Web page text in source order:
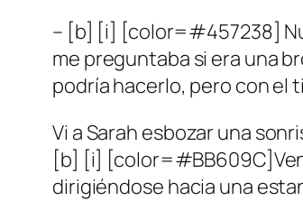
– [b] [i] [color=#457238]
me preguntaba si era una
podría hacerlo, pero con el
Vi a Sarah esbozar una
[b] [i]
dirigiéndose hacia una